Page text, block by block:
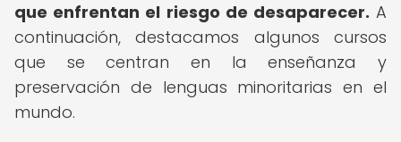
que enfrentan el riesgo de desaparecer. A
continuación, destacamos algunos cursos
que se centran en la enseñanza y
preservación de lenguas minoritarias en el
mundo.